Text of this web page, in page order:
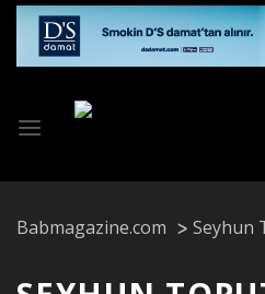
Skip
content
Babmagazine.com Seyhun